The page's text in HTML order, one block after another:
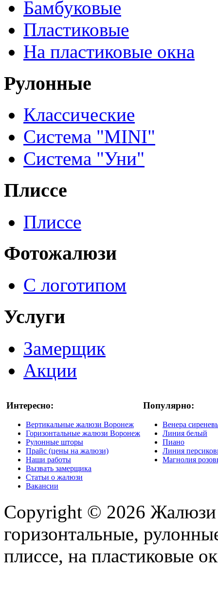
Бамбуковые
Пластиковые
На пластиковые окна
Рулонные
Классические
Система "MINI"
Система "Уни"
Плиссе
Плиссе
Фотожалюзи
С логотипом
Услуги
Замерщик
Акции
Интересно:
Вертикальные жалюзи Воронеж
Горизонтальные жалюзи Воронеж
Рулонные шторы
Прайс (цены на жалюзи)
Наши работы
Вызвать замерщика
Статьи о жалюзи
Вакансии
Популярно:
Венера
Линия белый
Пиано
Линия
Магнолия
Copyright © 2026 Жалюзи
горизонтальные,
плиссе, на пластиковые